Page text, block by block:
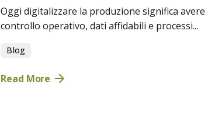
Oggi digitalizzare la produzione significa avere
controllo operativo, dati affidabili e processi...
Blog
Read More